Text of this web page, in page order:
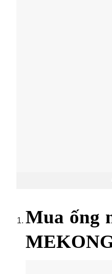
Mua ống